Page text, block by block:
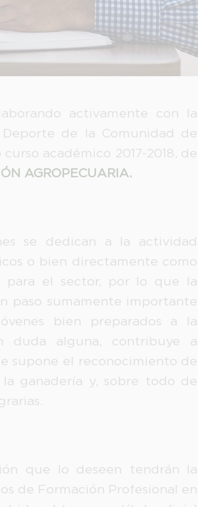
activamente con la
de la Comunidad de
académico 2017-2018, de
AGROPECUARIA.
se dedican a la actividad
o bien directamente como
para el sector, por lo que la
paso sumamente importante
bien preparados a la
duda alguna, contribuye a
supone el reconocimiento de
ganadería y, sobre todo de
que lo deseen tendrán la
de Formación Profesional en